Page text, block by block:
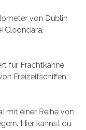
von Dublin
Cloondara,
für Frachtkähne
Freizeitschiffen
mit einer Reihe von
Hier kannst du